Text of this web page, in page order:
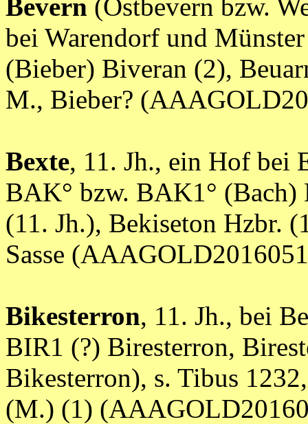
Bevern (Ostbevern bzw.
bei Warendorf und
(Bieber) Biveran (2),
M., Bieber?
Bexte, 11. Jh., ein Hof bei
BAK° bzw. BAK1°
(11. Jh.), Bekiseton Hzbr.
Sasse
Bikesterron, 11. Jh., bei
BIR1 (?) Biresterron,
Bikesterron), s. Tibus
(M.) (1)